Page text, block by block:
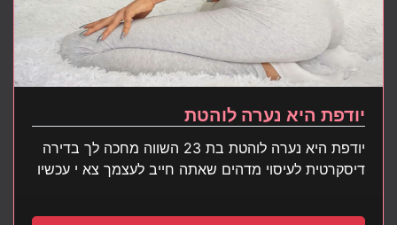
יודפת היא נערה לוהטת
יודפת היא נערה לוהטת בת 23 השווה מחכה לך בדירה
דיסקרטית לעיסוי מדהים שאתה חייב לעצמך צא י עכשיו